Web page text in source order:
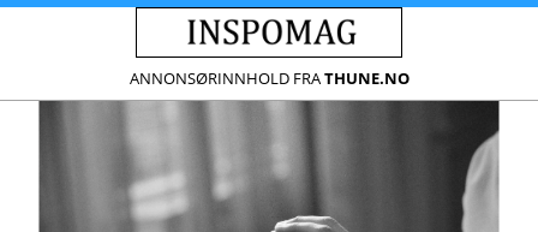
ANNONSØRINNHOLD FRATHUNE.NO